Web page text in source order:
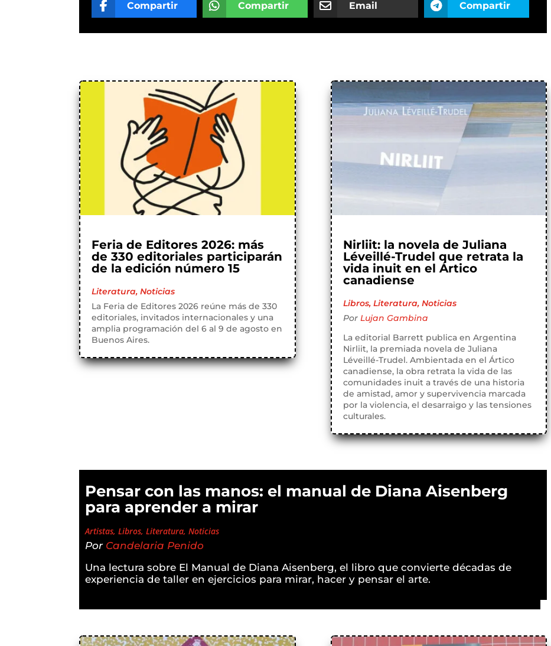
Compartir Compartir Email Compartir
Feria de Editores 2026: más
de 330 editoriales participarán
de la edición número 15
Literatura,Noticias
La Feria de Editores 2026 reúne más de 330
editoriales, invitados internacionales y una
amplia programación del 6 al 9 de agosto en
Buenos Aires.
Nirliit: la novela de Juliana
Léveillé-Trudel que retrata la
vida inuit en el Ártico
canadiense
Libros, Literatura, Noticias
Por Lujan Gambina
La editorial Barrett publica en Argentina
Nirliit, la premiada novela de Juliana
Léveillé-Trudel. Ambientada en el Ártico
canadiense, la obra retrata la vida de las
comunidades inuit a través de una historia
de amistad, amor y supervivencia marcada
por la violencia, el desarraigo y las tensiones
culturales.
Pensar con las manos: el manual de Diana Aisenberg
para aprender a mirar
Artistas,Libros,Literatura,Noticias
Por Candelaria Penido
Una lectura sobre El Manual de Diana Aisenberg, el libro que convierte décadas de
experiencia de taller en ejercicios para mirar, hacer y pensar el arte.